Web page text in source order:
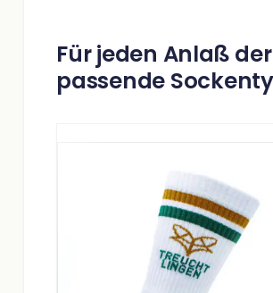
Für jeden Anlaß der
passende